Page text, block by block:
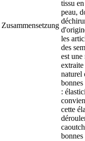
Zusammensetzung
tissu
peau,
les
des
est
naturel
bonnes
:
cette
bonnes